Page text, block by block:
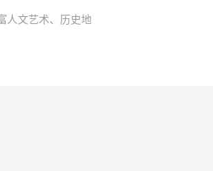
行体验。
人文艺术、历史地